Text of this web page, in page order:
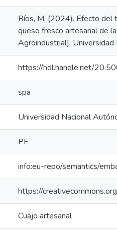
Ríos, M. (2024). Efecto del
queso fresco artesanal de
Agroindustrial]. Universidad
https://hdl.handle.net/
spa
Universidad Nacional
PE
info:eu-repo/semantics/
https://
Cuajo artesanal